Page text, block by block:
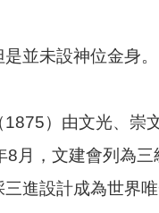
並未設神位金身。
1875）由文光、崇
8月，文建會列為
進設計成為世界唯